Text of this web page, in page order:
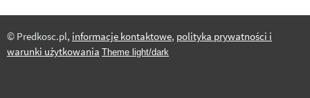
© Predkosc.pl, informacje kontaktowe, polityka prywatności i
warunki użytkowania Theme light/dark